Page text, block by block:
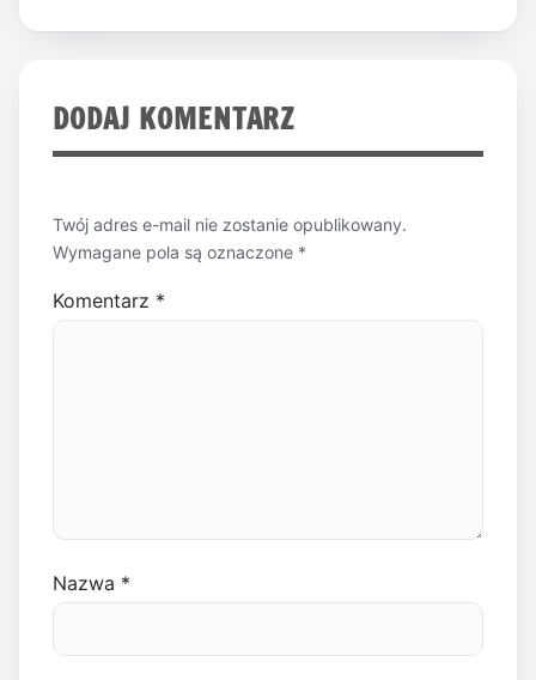
DODAJ KOMENTARZ
Twój adres e-mail nie zostanie opublikowany.
Wymagane pola są oznaczone *
Komentarz *
Nazwa *